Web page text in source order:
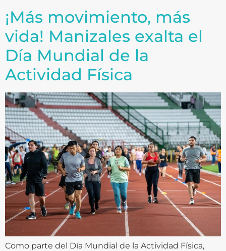
¡Más movimiento, más
vida! Manizales exalta el
Día Mundial de la
Actividad Física
Como parte del Día Mundial de la Actividad Física,